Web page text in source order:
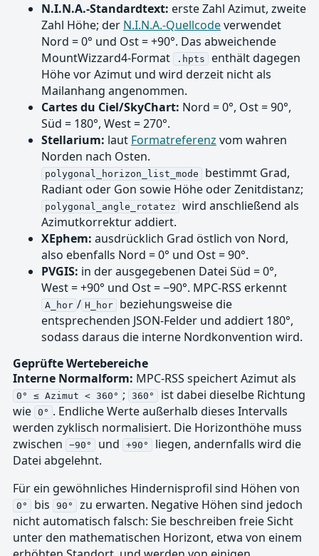
N.I.N.A.-Standardtext: erste Zahl Azimut, zweite
Zahl Höhe; der N.I.N.A.-Quellcodeverwendet
Nord = 0° und Ost = +90°. Das abweichende
MountWizzard4-Format
.hpts
enthält dagegen
Höhe vor Azimut und wird derzeit nicht als
Mailanhang angenommen.
Cartes du Ciel/SkyChart: Nord = 0°, Ost = 90°,
Süd = 180°, West = 270°.
Stellarium: laut Formatreferenz vom wahren
Norden nach Osten.
polygonal_horizon_list_mode
bestimmt Grad,
Radiant oder Gon sowie Höhe oder Zenitdistanz;
polygonal_angle_rotatez
wird anschließend als
Azimutkorrektur addiert.
XEphem: ausdrücklich Grad östlich von Nord,
also ebenfalls Nord = 0° und Ost = 90°.
PVGIS: in der ausgegebenen Datei Süd = 0°,
West = +90° und Ost = −90°. MPC-RSS erkennt
A_hor / H_hor
beziehungsweise die
entsprechenden JSON-Felder und addiert 180°,
sodass daraus die interne Nordkonvention wird.
Geprüfte Wertebereiche
Interne Normalform: MPC-RSS speichert Azimut als
0° ≤ Azimut < 360° ; 360°
ist dabei dieselbe Richtung
wie 0° . Endliche Werte außerhalb dieses Intervalls
werden zyklisch normalisiert. Die Horizonthöhe muss
zwischen
−90° und +90°
liegen, andernfalls wird die
Datei abgelehnt.
Für ein gewöhnliches Hindernisprofil sind Höhen von
0° bis 90°
zu erwarten. Negative Höhen sind jedoch
nicht automatisch falsch: Sie beschreiben freie Sicht
unter den mathematischen Horizont, etwa von einem